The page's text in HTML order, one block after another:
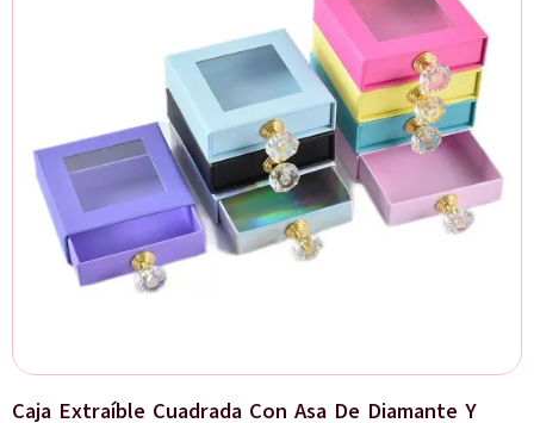
Caja Extraíble Cuadrada Con Asa De Diamante Y